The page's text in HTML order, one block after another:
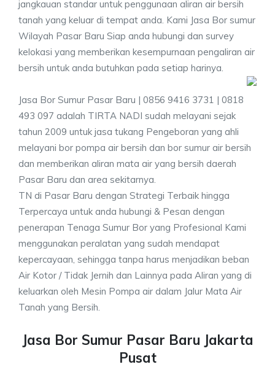
jangkauan standar untuk penggunaan aliran air bersih
tanah yang keluar di tempat anda. Kami Jasa Bor sumur
Wilayah Pasar Baru Siap anda hubungi dan survey
kelokasi yang memberikan kesempurnaan pengaliran air
bersih untuk anda butuhkan pada setiap harinya.
Jasa Bor Sumur Pasar Baru | 0856 9416 3731 | 0818
493 097 adalah TIRTA NADI sudah melayani sejak
tahun 2009 untuk jasa tukang Pengeboran yang ahli
melayani bor pompa air bersih dan bor sumur air bersih
dan memberikan aliran mata air yang bersih daerah
Pasar Baru dan area sekitarnya.
TN di Pasar Baru dengan Strategi Terbaik hingga
Terpercaya untuk anda hubungi & Pesan dengan
penerapan Tenaga Sumur Bor yang Profesional Kami
menggunakan peralatan yang sudah mendapat
kepercayaan, sehingga tanpa harus menjadikan beban
Air Kotor / Tidak Jernih dan Lainnya pada Aliran yang di
keluarkan oleh Mesin Pompa air dalam Jalur Mata Air
Tanah yang Bersih.
Jasa Bor Sumur Pasar Baru Jakarta
Pusat